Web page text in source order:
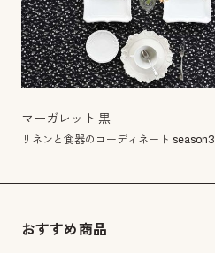
マーガレット 黒
リネンと食器のコーディネート season3
おすすめ商品